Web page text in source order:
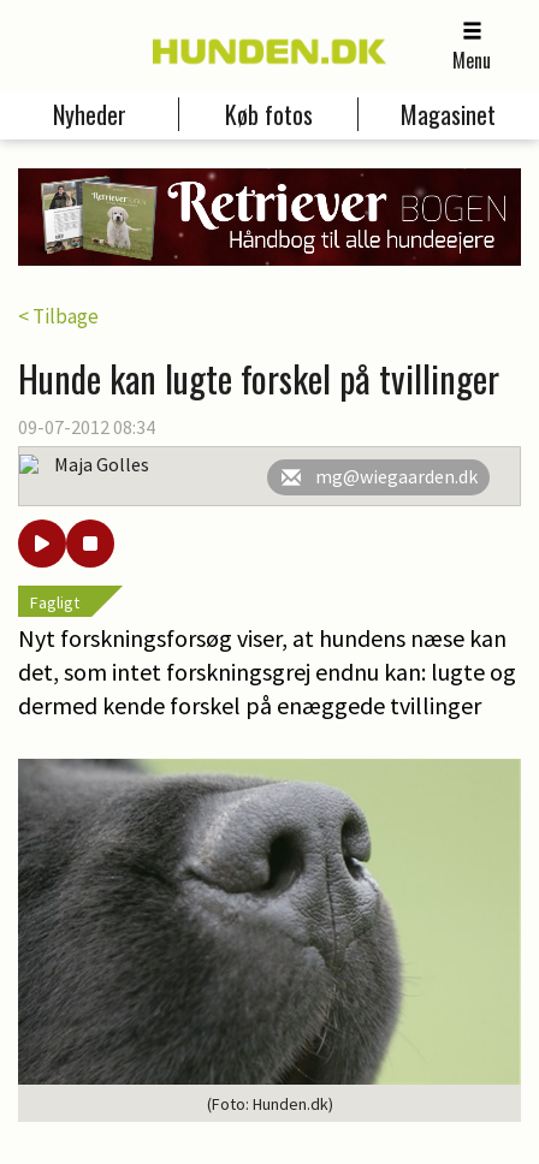
Menu
Nyheder Køb fotos Magasinet
< Tilbage
Hunde kan lugte forskel på tvillinger
09-07-2012 08:34
Maja Golles
mg@wiegaarden.dk
Fagligt
Nyt forskningsforsøg viser, at hundens næse kan
det, som intet forskningsgrej endnu kan: lugte og
dermed kende forskel på enæggede tvillinger
(Foto: Hunden.dk)